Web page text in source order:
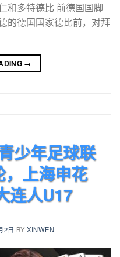
和多特德比 前德国国脚
的德国国家德比前，对拜
→
少年足球联
上海申花
连人U17
2日 BYXINWEN